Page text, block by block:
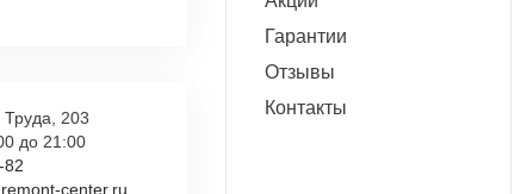
Труда, 203
до 21:00
82
center.ru
Гарантии
Отзывы
Контакты